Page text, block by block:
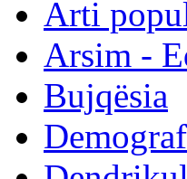
Arti
Arsim -
Bujqësia